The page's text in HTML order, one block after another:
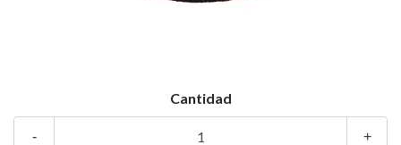
Cantidad
+
-